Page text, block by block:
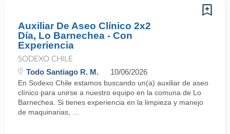
Auxiliar De Aseo Clínico 2x2
Día, Lo Barnechea - Con
Experiencia
SODEXO CHILE
Todo Santiago R. M. 10/06/2026
En Sodexo Chile estamos buscando un(a) auxiliar de aseo
clínico para unirse a nuestro equipo en la comuna de Lo
Barnechea. Si tienes experiencia en la limpieza y manejo
de maquinarias, ...